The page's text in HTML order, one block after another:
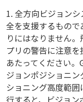
1. 全方向ビジョン
全を支援するもの
りにはなりません
プリの警告に注意
あたってください
ジョンポジショニ
ショニング高度範
行すると、ビジョ